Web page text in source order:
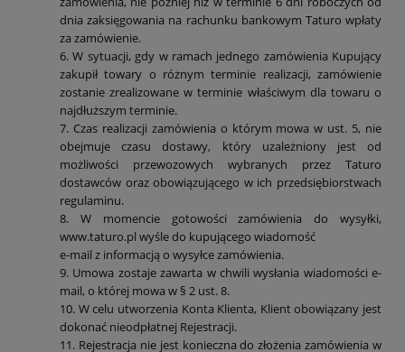
dnia zaksięgowania na rachunku bankowym Taturo wpłaty
za zamówienie.
6. W sytuacji, gdy w ramach jednego zamówienia Kupujący
zakupił towary o różnym terminie realizacji, zamówienie
zostanie zrealizowane w terminie właściwym dla towaru o
najdłuższym terminie.
7. Czas realizacji zamówienia o którym mowa w ust. 5, nie
obejmuje czasu dostawy, który uzależniony jest od
możliwości przewozowych wybranych przez Taturo
dostawców oraz obowiązującego w ich przedsiębiorstwach
regulaminu.
8. W momencie gotowości zamówienia do wysyłki,
www.taturo.pl wyśle do kupującego wiadomość
e-mail z informacją o wysyłce zamówienia.
9. Umowa zostaje zawarta w chwili wysłania wiadomości e-
mail, o której mowa w § 2 ust. 8.
10. W celu utworzenia Konta Klienta, Klient obowiązany jest
dokonać nieodpłatnej Rejestracji.
11. Rejestracja nie jest konieczna do złożenia zamówienia w